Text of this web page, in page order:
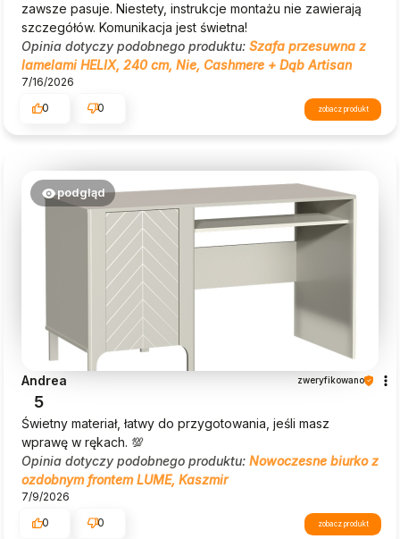
zawsze pasuje. Niestety, instrukcje montażu nie zawierają
szczegółów. Komunikacja jest świetna!
Opinia dotyczy podobnego produktu: Szafa przesuwna z
lamelami HELIX, 240 cm, Nie, Cashmere + Dąb Artisan
7/16/2026
0
0 zobacz produkt
podgląd
Andrea zweryfikowano
5
Świetny materiał, łatwy do przygotowania, jeśli masz
wprawę w rękach. 💯
Opinia dotyczy podobnego produktu: Nowoczesne biurko z
ozdobnym frontem LUME, Kaszmir
7/9/2026
0
0 zobacz produkt